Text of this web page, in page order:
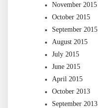
November 2015
October 2015
September 2015
August 2015
July 2015
June 2015
April 2015
October 2013
September 2013